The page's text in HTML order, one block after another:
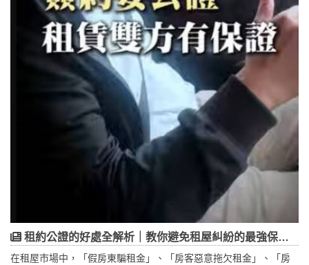
租約公證的好處全解析｜教你避免租屋糾紛的最強保障！
在租屋市場中，「假房東騙租金」、「房客惡意拖欠租金」、「房